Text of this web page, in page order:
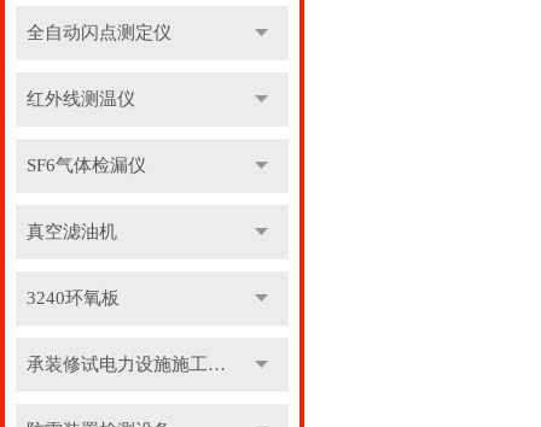
全自动闪点测定仪
红外线测温仪
SF6气体检漏仪
真空滤油机
3240环氧板
承装修试电力设施施工机具